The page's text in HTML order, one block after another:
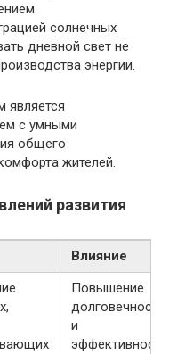
солнечных
дневной свет не
энергии.
является
с умными
общего
жителей.
развития
Влияние
Повышение
долговечности
и
эффективности